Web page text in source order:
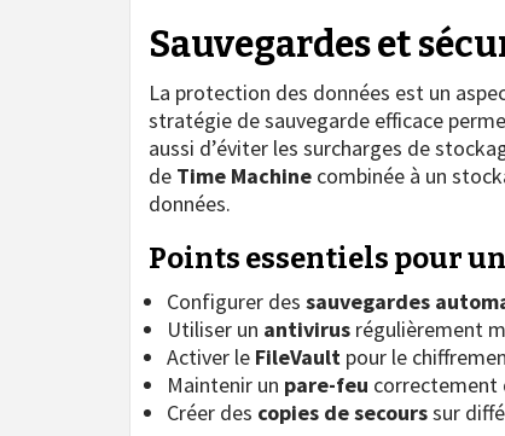
Sauvegardes et
La protection des données est un
stratégie de sauvegarde efficace
aussi d’éviter les surcharges de
de Time Machine combinée à un
données.
Points essentiels pour
Configurer des sauvegardes
Utiliser un antivirus régulièrement
Activer le FileVault pour le
Maintenir un pare-feu correctement
Créer des copies de secourssur